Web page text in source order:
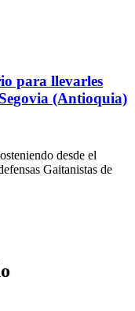
para llevarles
(Antioquia)
desde el
Gaitanistas de